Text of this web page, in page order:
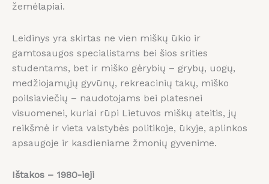
žemėlapiai.
Leidinys yra skirtas ne vien miškų ūkio ir
gamtosaugos specialistams bei šios srities
studentams, bet ir miško gėrybių – grybų, uogų,
medžiojamųjų gyvūnų, rekreacinių takų, miško
poilsiaviečių – naudotojams bei platesnei
visuomenei, kuriai rūpi Lietuvos miškų ateitis, jų
reikšmė ir vieta valstybės politikoje, ūkyje, aplinkos
apsaugoje ir kasdieniame žmonių gyvenime.
Ištakos – 1980-ieji